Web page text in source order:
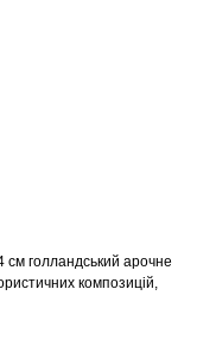
см голландський арочне
композицій,